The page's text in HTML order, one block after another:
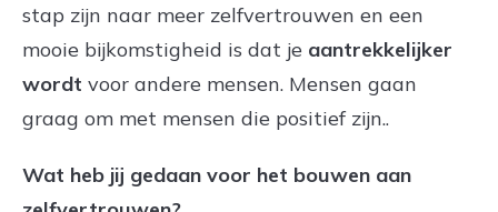
stap zijn naar meer zelfvertrouwen en een
mooie bijkomstigheid is dat je aantrekkelijker
wordt voor andere mensen. Mensen gaan
graag om met mensen die positief zijn..
Wat heb jij gedaan voor het bouwen aan